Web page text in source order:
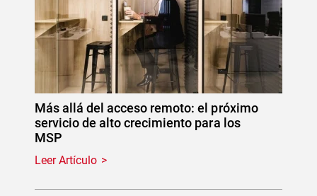
Más allá del acceso remoto: el próximo
servicio de alto crecimiento para los
MSP
Leer Artículo